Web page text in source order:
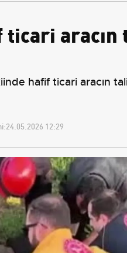
hafif ticari aracın
24.05.2026 12:29